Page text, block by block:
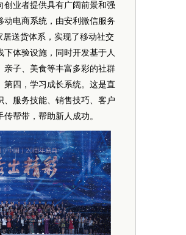
业者提供具有广阔前景和强
动电商系统，由安利微信服务
送货体系，实现了移动社交
体验设施，同时开发基于人
亲子、美食等丰富多彩的社群
四，学习成长系统。这是直
服务技能、销售技巧、客户
帮带，帮助新人成功。